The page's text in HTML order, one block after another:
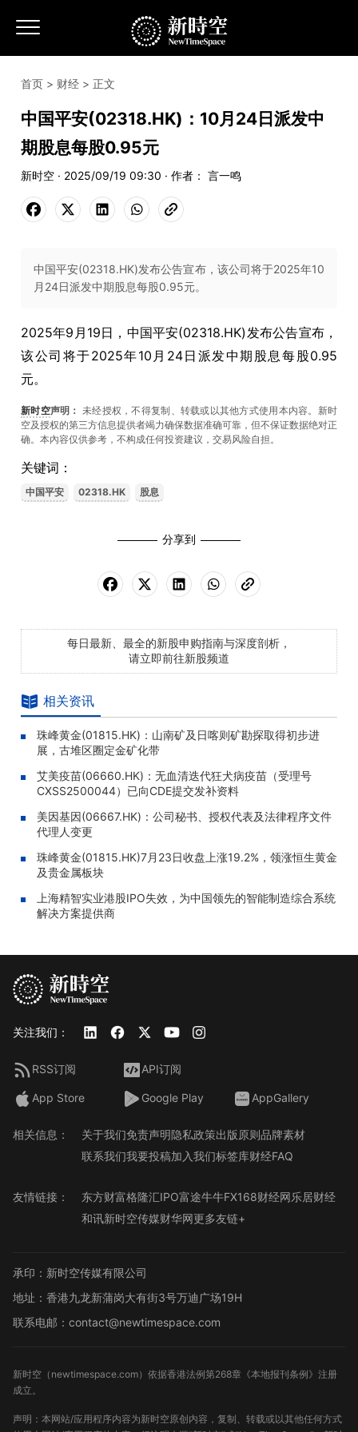
首页 > 财经 > 正文
中国平安(02318.HK)：10月24日派发中
期股息每股0.95元
新时空 · 2025/09/19 09:30 · 作者： 言一鸣
中国平安(02318.HK)发布公告宣布，该公司将于2025年10
月24日派发中期股息每股0.95元。
2025年9月19日，中国平安(02318.HK)发布公告宣布，
该公司将于2025年10 月 24日派发中期股息每股0.95
元。
新时空声明： 未经授权，不得复制、转载或以其他方式使用本内容。新时
空及授权的第三方信息提供者竭力确保数据准确可靠，但不保证数据绝对正
确。本內容仅供参考，不构成任何投资建议，交易风险自担。
关键词：
中国平安 02318.HK 股息
分享到
每日最新、最全的新股申购指南与深度剖析，
请立即前往新股频道
相关资讯
珠峰黄金(01815.HK)：山南矿及日喀则矿勘探取得初步进
展，古堆区圈定金矿化带
艾美疫苗(06660.HK)：无血清迭代狂犬病疫苗（受理号
CXSS2500044）已向CDE提交发补资料
美因基因(06667.HK)：公司秘书、授权代表及法律程序文件
代理人变更
珠峰黄金(01815.HK)7月23日收盘上涨19.2%，领涨恒生黄金
及贵金属板块
上海精智实业港股IPO失效，为中国领先的智能制造综合系统
解决方案提供商
关注我们：
RSS订阅 API订阅
App Store Google Play AppGallery
相关信息： 关于我们免责声明隐私政策出版原则品牌素材
联系我们我要投稿加入我们标签库财经FAQ
友情链接： 东方财富格隆汇IPO富途牛牛FX168财经网乐居财经
和讯新时空传媒财华网更多友链+
承印：新时空传媒有限公司
地址：香港九龙新蒲岗大有街3号万迪广场19H
联系电邮：contact@newtimespace.com
新时空（ newtimespace.com）依据香港法例第268章《本地报刊条例》注册
成立。
声明：本网站/应用程序内容为新时空原创内容，复制、转载或以其他任何方式